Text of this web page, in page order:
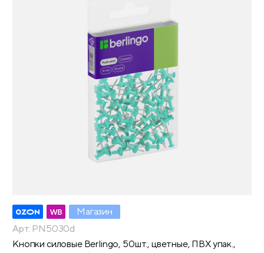
Магазин
Арт. PN5030d
Кнопки силовые Berlingo, 50шт., цветные, ПВХ упак.,